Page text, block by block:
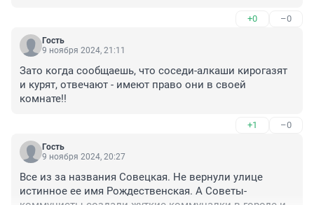
+0 –0
Гость
9 ноября 2024, 21:11
Зато когда сообщаешь, что соседи-алкаши кирогазят
и курят, отвечают - имеют право они в своей
комнате!!
+1 –0
Гость
9 ноября 2024, 20:27
Все из за названия Совецкая. Не вернули улице
истинное ее имя Рождественская. А Советы-